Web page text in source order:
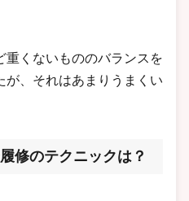
重くないもののバランスを
が、それはあまりうまくい
修のテクニックは？